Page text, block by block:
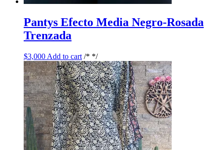
Pantys Efecto Media Negro-Rosada
Trenzada
$3,000 Add to cart /* */